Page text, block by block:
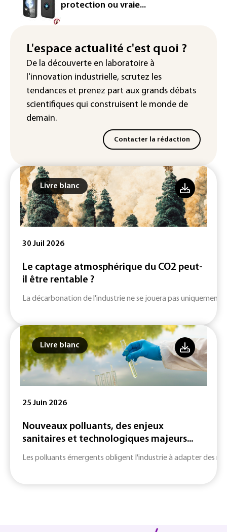
IA : Mythos 5 d'Anthropic crée de
fausses identités lors d'un test au
Sri Lanka : interdiction d'accès à des
sites majeurs de jeux en ligne
protection ou vraie...
L'espace actualité c'est quoi ?
De la découverte en laboratoire à
l'innovation industrielle, scrutez les
tendances et prenez part aux grands débats
scientifiques qui construisent le monde de
demain.
Contacter la rédaction
Livre blanc
30 Juil 2026
Le captage atmosphérique du CO2 peut-
il être rentable ?
La décarbonation de l'industrie ne se jouera pas uniquement
Livre blanc
25 Juin 2026
Nouveaux polluants, des enjeux
sanitaires et technologiques majeurs...
Les polluants émergents obligent l'industrie à adapter des